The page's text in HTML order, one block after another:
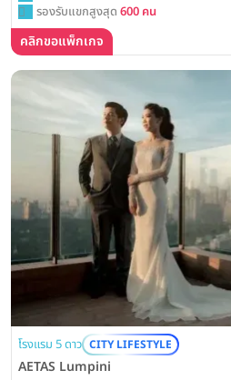
รองรับแขกสูงสุด 600 คน
คลิกขอแพ็กเกจ
โรงแรม 5 ดาว CITY LIFESTYLE
AETAS Lumpini